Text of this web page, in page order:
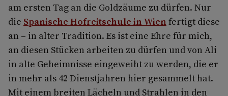
am ersten Tag an die Goldzäume zu dürfen. Nur
die Spanische Hofreitschule in Wien fertigt diese
an – in alter Tradition. Es ist eine Ehre für mich,
an diesen Stücken arbeiten zu dürfen und von Ali
in alte Geheimnisse eingeweiht zu werden, die er
in mehr als 42 Dienstjahren hier gesammelt hat.
Mit einem breiten Lächeln und Strahlen in den